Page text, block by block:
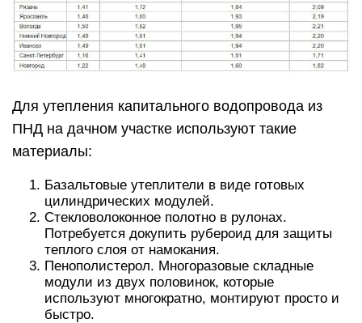
Для утепления капитального водопровода из
ПНД на дачном участке используют такие
материалы:
Базальтовые утеплители в виде готовых
цилиндрических модулей.
Стекловолоконное полотно в рулонах.
Потребуется докупить рубероид для защиты
теплого слоя от намокания.
Пенополистерол. Многоразовые складные
модули из двух половинок, которые
используют многократно, монтируют просто и
быстро.